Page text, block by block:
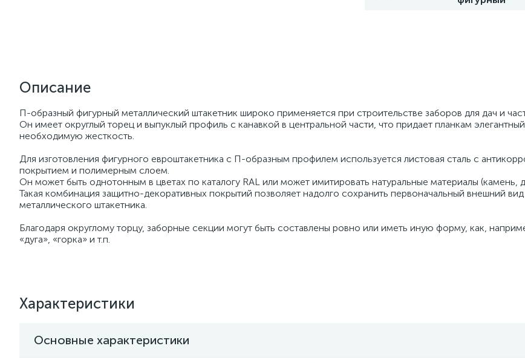
Описание
П-образный фигурный металлический штакетник широко применяется при строительстве заборов для дач и
Он имеет округлый торец и выпуклый профиль с канавкой в центральной части, что придает планкам
необходимую жесткость.
Для изготовления фигурного евроштакетника с П-образным профилем используется листовая сталь с
покрытием и полимерным слоем.
Он может быть однотонным в цветах по каталогу RAL или может имитировать натуральные материалы (камень,
Такая комбинация защитно-декоративных покрытий позволяет надолго сохранить первоначальный внешний вид
металлического штакетника.
Благодаря округлому торцу, заборные секции могут быть составлены ровно или иметь иную форму, как,
«дуга», «горка» и т.п.
Характеристики
Основные характеристики